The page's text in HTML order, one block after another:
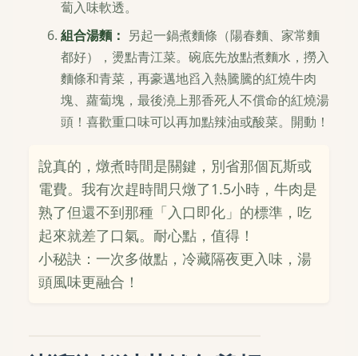
蔔入味軟透。
組合湯麵： 另起一鍋煮麵條（陽春麵、家常麵
都好），燙點青江菜。碗底先放點煮麵水，撈入
麵條和青菜，再豪邁地舀入熱騰騰的紅燒牛肉
塊、蘿蔔塊，最後澆上那香死人不償命的紅燒湯
頭！喜歡重口味可以再加點辣油或酸菜。開動！
說真的，燉煮時間是關鍵，別省那個瓦斯或
電費。我有次趕時間只燉了1.5小時，牛肉是
熟了但還不到那種「入口即化」的標準，吃
起來就差了口氣。耐心點，值得！
小秘訣 ：一次多做點，冷藏隔夜更入味，湯
頭風味更融合！